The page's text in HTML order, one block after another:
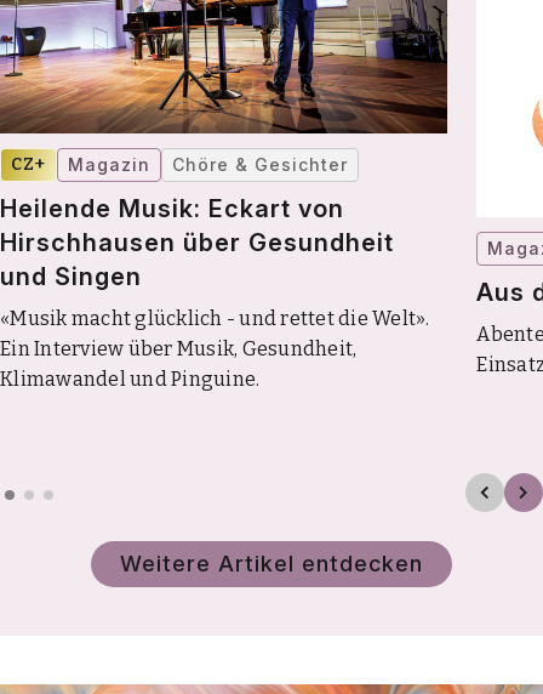
CZ+ Magazin Chöre & Gesichter
Heilende Musik: Eckart von
Hirschhausen über Gesundheit
und Singen
«Musik macht glücklich - und rettet die Welt».
Ein Interview über Musik, Gesundheit,
Klimawandel und Pinguine.
Aus
Weitere Artikel entdecken